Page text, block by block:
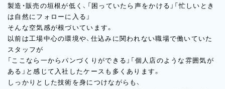
製造・販売の垣根が低く、「困っていたら声をかける」「忙しいとき
は自然にフォローに入る」
そんな空気感が根づいています。
以前は工場中心の環境や、仕込みに関われない職場で働いていた
スタッフが
「ここなら一からパンづくりができる」「個人店のような雰囲気が
ある」と感じて入社したケースも多くあります。
しっかりとした技術を身につけながらも、